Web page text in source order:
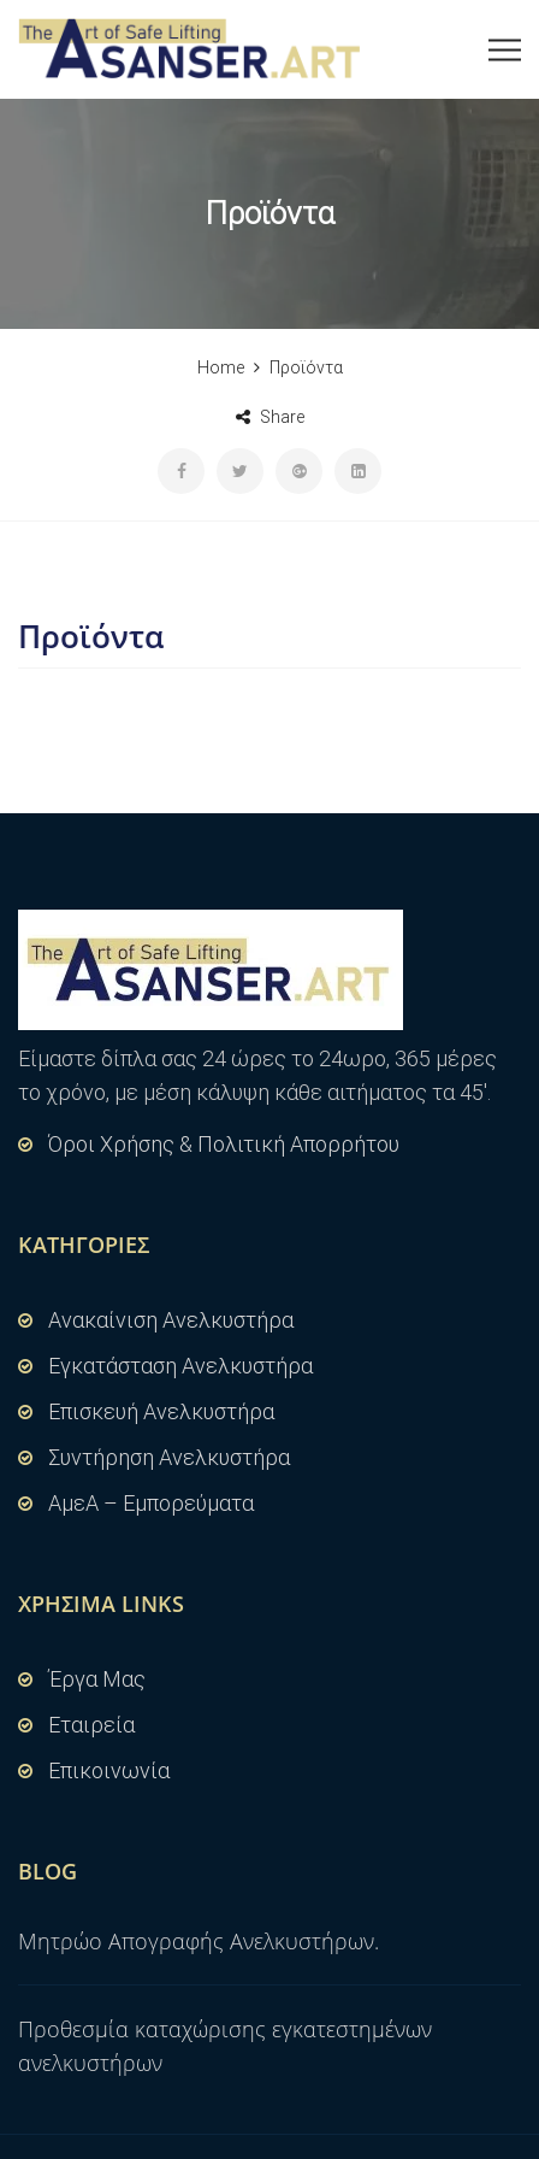
Προϊόντα
Home Προϊόντα
Share
Προϊόντα
Είμαστε δίπλα σας 24 ώρες το 24ωρο, 365 μέρες
το χρόνο, με μέση κάλυψη κάθε αιτήματος τα 45′.
Όροι Χρήσης & Πολιτική Απορρήτου
ΚΑΤΗΓΟΡΊΕΣ
Ανακαίνιση Ανελκυστήρα
Εγκατάσταση Ανελκυστήρα
Επισκευή Ανελκυστήρα
Συντήρηση Ανελκυστήρα
ΑμεΑ – Εμπορεύματα
ΧΡΉΣΙΜΑ LINKS
Έργα Μας
Εταιρεία
Επικοινωνία
BLOG
Μητρώο Απογραφής Ανελκυστήρων.
Προθεσμία καταχώρισης εγκατεστημένων
ανελκυστήρων